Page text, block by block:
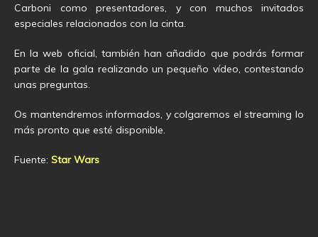
Carboni como presentadores, y con muchos invitados
especiales relacionados con la cinta.
En la web oficial, también han añadido que podrás formar
parte de la gala realizando un pequeño vídeo, contestando
unas preguntas.
Os mantendremos informados, y colgaremos el streaming lo
más pronto que esté disponible.
Fuente: Star Wars